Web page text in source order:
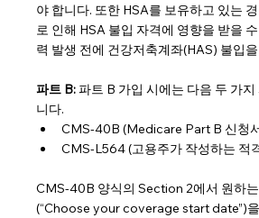
야 합니다. 또한 HSA를 보유하고 있는
로 인해 HSA 불입 자격에 영향을 받을
력 발생 전에 건강저축계좌(HAS) 불입
파트 B: 파트 B 가입 시에는 다음 두 가
니다.
CMS-40B (Medicare Part B 신청
CMS-L564 (고용주가 작성하는 적
CMS-40B 양식의 Section 2에서 원하
(“Choose your coverage start date”)을